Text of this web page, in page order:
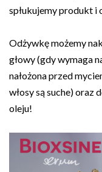
spłukujemy produkt i
Odżywkę możemy
głowy (gdy wymaga
nałożona przed
włosy są suche) oraz
oleju!